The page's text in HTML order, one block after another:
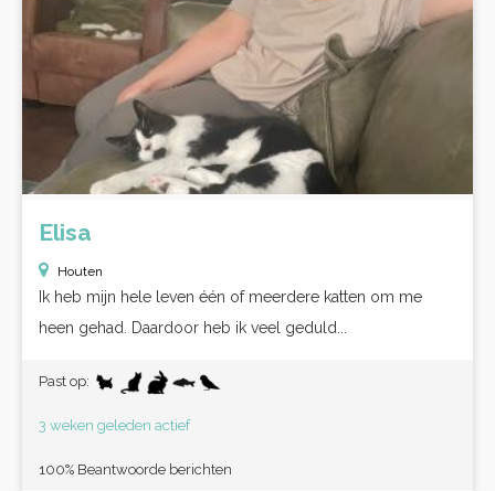
Elisa
Houten
Ik heb mijn hele leven één of meerdere katten om me
heen gehad. Daardoor heb ik veel geduld...
Past op:
3 weken geleden actief
100% Beantwoorde berichten